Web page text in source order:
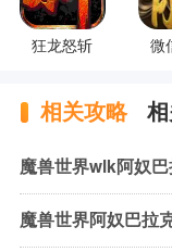
狂龙怒斩 微
相关攻略